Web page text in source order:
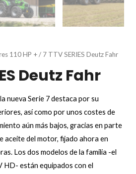
110 HP +/ 7 TTV SERIES Deutz Fahr
Deutz Fahr
nueva Serie 7 destaca por su
así como por unos costes de
aún más bajos, gracias en parte
aceite del motor, fijado ahora en
Los dos modelos de la familia -el
HD- están equipados con el